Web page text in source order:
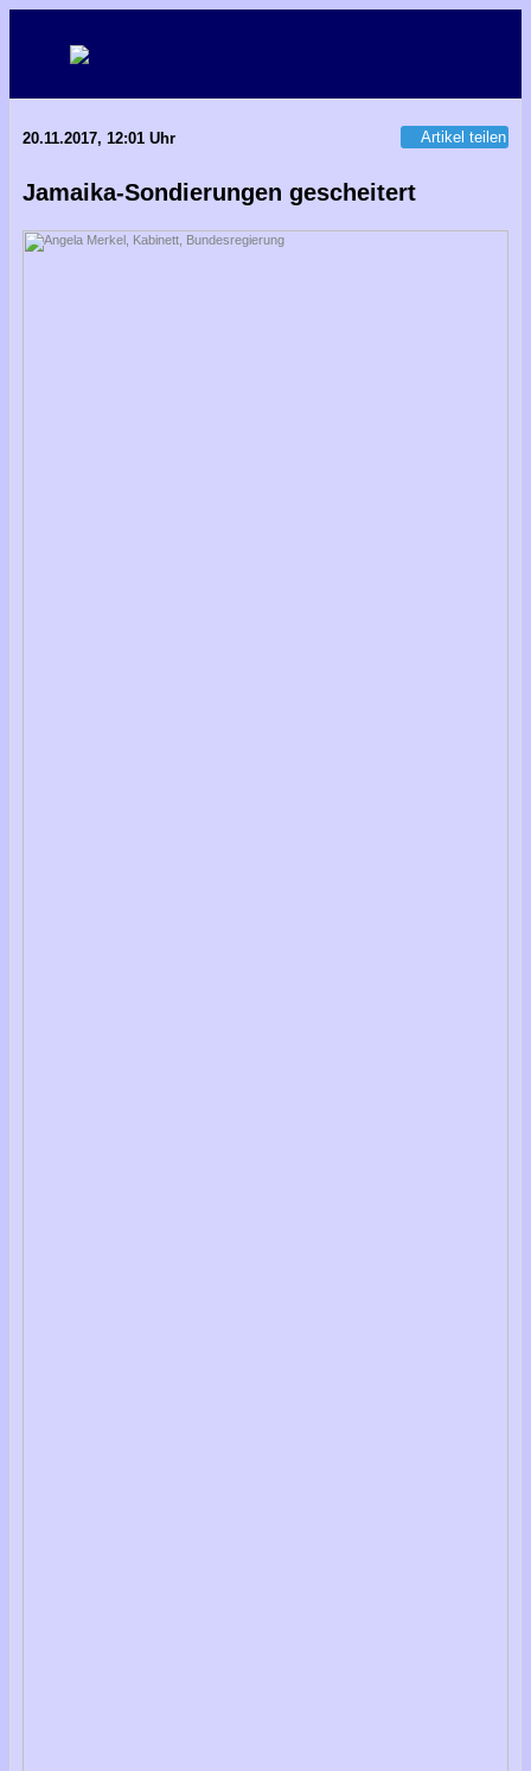
20.11.2017, 12:01 Uhr Artikel teilen
Jamaika-Sondierungen gescheitert